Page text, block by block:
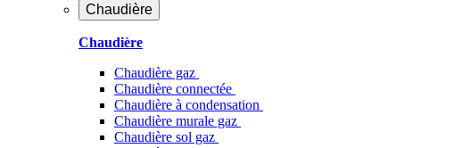
Chaudière
Chaudière
Chaudière gaz
Chaudière connectée
Chaudière à condensation
Chaudière murale gaz
Chaudière sol gaz